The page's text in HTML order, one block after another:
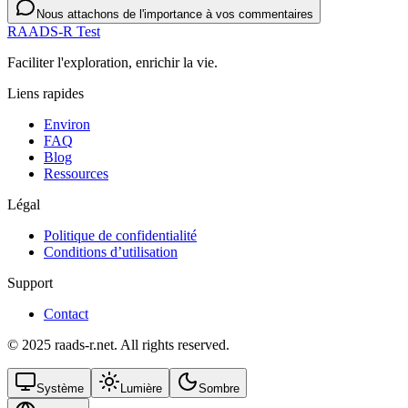
Nous attachons de l'importance à vos commentaires
RAADS-R Test
Faciliter l'exploration, enrichir la vie.
Liens rapides
Environ
FAQ
Blog
Ressources
Légal
Politique de confidentialité
Conditions d’utilisation
Support
Contact
© 2025 raads-r.net. All rights reserved.
Système Lumière Sombre